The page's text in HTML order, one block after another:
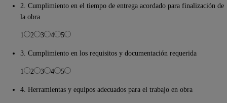
2. Cumplimiento en el tiempo de entrega acordado para finalización de
la obra
1 2 3 4 5
3. Cumplimiento en los requisitos y documentación requerida
1 2 3 4 5
4. Herramientas y equipos adecuados para el trabajo en obra